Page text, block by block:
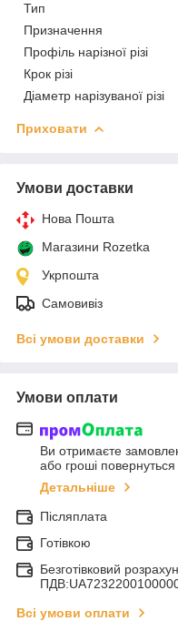
Тип
Призначення
Профіль нарізної різі
Крок різі
Діаметр нарізуваної різі
Приховати
Умови доставки
Нова Пошта
Магазини Rozetka
Укрпошта
Самовивіз
Всі умови доставки
Умови оплати
Ви отримаєте
або гроші
Детальніше
Післяплата
Готівкою
Безготівковий
Всі умови оплати